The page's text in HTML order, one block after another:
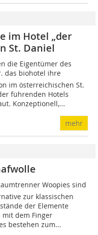
im Hotel „der
St. Daniel
die Eigentümer des
das biohotel ihre
im österreichischen St.
führenden Hotels
Konzeptionell,...
mehr
Woopies sind
zur klassischen
der Elemente
mit dem Finger
bestehen zum...